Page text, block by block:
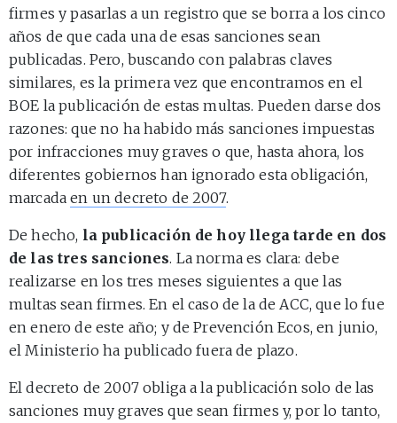
firmes y pasarlas a un registro que se borra a los cinco
años de que cada una de esas sanciones sean
publicadas. Pero, buscando con palabras claves
similares, es la primera vez que encontramos en el
BOE la publicación de estas multas. Pueden darse dos
razones: que no ha habido más sanciones impuestas
por infracciones muy graves o que, hasta ahora, los
diferentes gobiernos han ignorado esta obligación,
marcadaen un decreto de 2007.
De hecho, la publicación de hoy llega tarde en dos
de las tres sanciones. La norma es clara: debe
realizarse en los tres meses siguientes a que las
multas sean firmes. En el caso de la de ACC, que lo fue
en enero de este año; y de Prevención Ecos, en junio,
el Ministerio ha publicado fuera de plazo.
El decreto de 2007 obliga a la publicación solo de las
sanciones muy graves que sean firmes y, por lo tanto,